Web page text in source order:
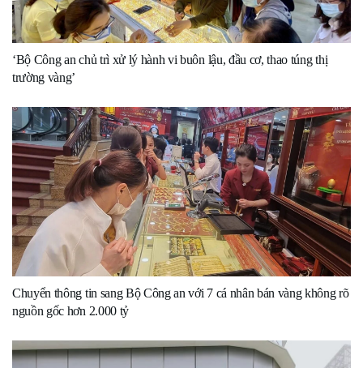
‘Bộ Công an chủ trì xử lý hành vi buôn lậu, đầu cơ, thao túng thị
trường vàng’
Chuyển thông tin sang Bộ Công an với 7 cá nhân bán vàng không rõ
nguồn gốc hơn 2.000 tỷ